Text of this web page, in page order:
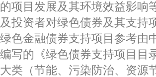
的项目发展及其环境效益影响
及投资者对绿色债券及其支持
绿色金融债券支持项目参考由
编写的《绿色债券支持项目目
大类（节能、污染防治、资源